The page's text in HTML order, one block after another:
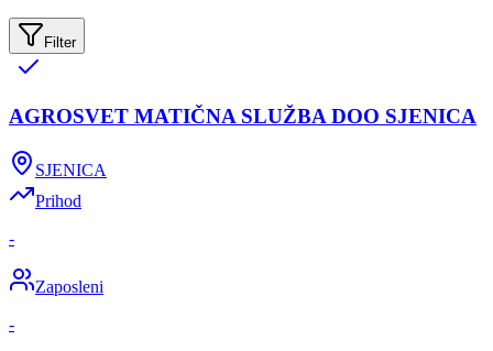
Filter
AGROSVET MATIČNA SLUŽBA DOO SJENICA
SJENICA
Prihod
-
Zaposleni
-